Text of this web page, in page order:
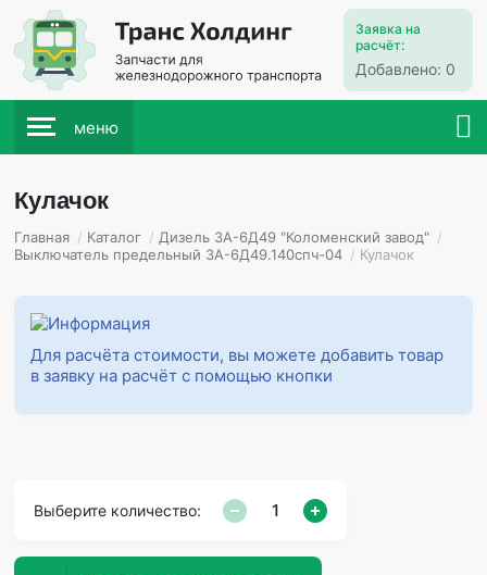
Заявка на
расчёт:
Добавлено: 0
меню
Кулачок
Главная / Каталог / Дизель 3А-6Д49 "Коломенский завод" /
Выключатель предельный 3А-6Д49.140спч-04 / Кулачок
Для расчёта стоимости, вы можете добавить товар
в заявку на расчёт с помощью кнопки
Выберите количество: